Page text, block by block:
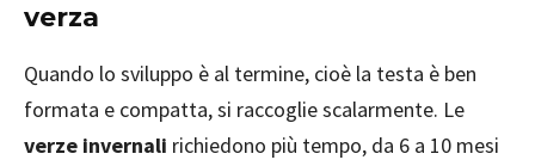
verza
Quando lo sviluppo è al termine, cioè la testa è ben
formata e compatta, si raccoglie scalarmente. Le
verze invernali richiedono più tempo, da 6 a 10 mesi